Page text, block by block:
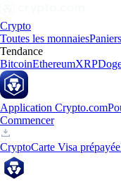
Crypto
Toutes les monnaiesPaniers
Tendance
BitcoinEthereumXRP
Application Crypto.com
Commencer
CryptoCarte Visa prépayée